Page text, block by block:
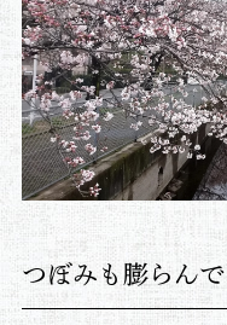
つぼみも膨らんで